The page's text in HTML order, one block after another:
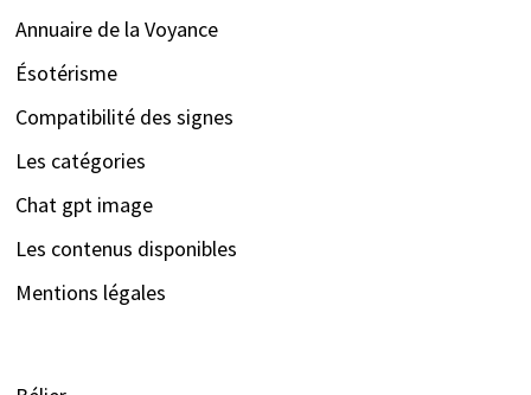
Annuaire de la Voyance
Ésotérisme
Compatibilité des signes
Les catégories
Chat gpt image
Les contenus disponibles
Mentions légales